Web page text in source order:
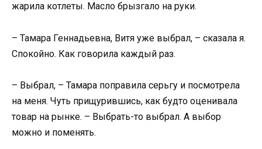
жарила котлеты. Масло брызгало на руки.
– Тамара Геннадьевна, Витя уже выбрал, – сказала я.
Спокойно. Как говорила каждый раз.
– Выбрал, – Тамара поправила серьгу и посмотрела
на меня. Чуть прищурившись, как будто оценивала
товар на рынке. – Выбрать-то выбрал. А выбор
можно и поменять.